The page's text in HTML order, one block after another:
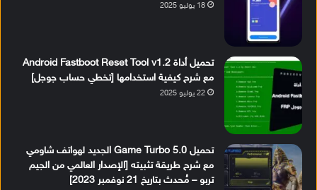
18 يوليو 2025
تحميل أداة Android Fastboot Reset Tool v1.2
مع شرح كيفية استخدامها [تخطي حساب جوجل]
22 يوليو 2025
تحميل Game Turbo 5.0 الجديد لهواتف شاومي
مع شرح طريقة تثبيته [الإصدار العالمي من الجيم
تربو – مُحدث بتاريخ 21 نوفمبر 2023]